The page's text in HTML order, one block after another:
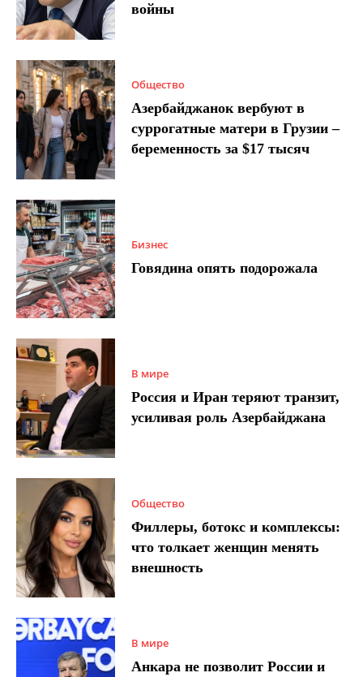
войны
Общество
Азербайджанок вербуют в
суррогатные матери в Грузии –
беременность за $17 тысяч
Бизнес
Говядина опять подорожала
В мире
Россия и Иран теряют транзит,
усиливая роль Азербайджана
Общество
Филлеры, ботокс и комплексы:
что толкает женщин менять
внешность
В мире
Анкара не позволит России и